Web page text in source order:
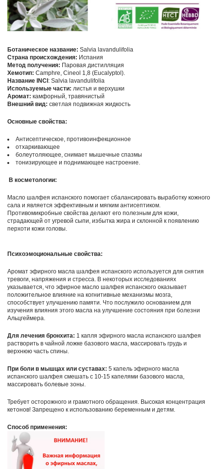
Ботаническое название: Salvia lavandulifolia
Страна происхождения: Испания
Метод получения: Паровая дистилляция
Хемотип: Camphre, Cineol 1,8 (Eucalyptol).
Название INCI: Salvia lavandulifolia
Используемые части: листья и верхушки
Аромат: камфорный, травянистый
Внешний вид: светлая подвижная жидкость
Основные свойства:
Антисептическое, противоинфекционное
отхаркивающее
болеутоляющее, снимает мышечные спазмы
тонизирующее и поднимающее настроение.
В косметологии:
Масло шалфея испанского помогает сбалансировать выработку кожного
сала и является эффективным и мягким антисептиком.
Противомикробные свойства делают его полезным для кожи,
страдающей от угревой сыпи, избытка жира и склонной к появлению
перхоти кожи головы.
Психоэмоциональные свойства:
Аромат эфирного масла шалфея испанского используется для снятия
тревоги, напряжения и стресса. В некоторых исследованиях
указывается, что эфирное масло шалфея испанского оказывает
положительное влияние на когнитивные механизмы мозга,
способствует улучшению памяти. Что послужило основанием для
изучения влияния этого масла на улучшение состояния при болезни
Альцгеймера.
Для лечения бронхита: 1 капля эфирного масла испанского шалфея
растворить в чайной ложке базового масла, массировать грудь и
верхнюю часть спины.
При боли в мышцах или суставах: 5 капель эфирного масла
испанского шалфея смешать с 10-15 капелями базового масла,
массировать болевые зоны.
Требует осторожного и грамотного обращения. Высокая концентрация
кетонов! Запрещено к использованию беременным и детям.
Способ применения: